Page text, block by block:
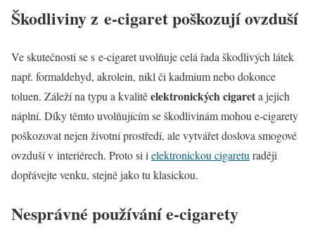
Škodliviny z e-cigaret poškozují ovzduší
Ve skutečnosti se s e-cigaret uvolňuje celá řada škodlivých látek
např. formaldehyd, akrolein, nikl či kadmium nebo dokonce
toluen. Záleží na typu a kvalitěelektronických cigareta jejich
náplní. Díky těmto uvolňujícím se škodlivinám mohou e-cigarety
poškozovat nejen životní prostředí, ale vytvářet doslova smogové
ovzduší v interiérech. Proto si i elektronickou cigaretu raději
dopřávejte venku, stejně jako tu klasickou.
Nesprávné používání e-cigarety